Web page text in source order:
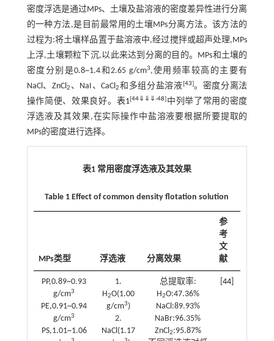
密度浮选是通过MPs、土壤及盐溶液的密度差异性进行分离
的一种方法,是目前最常用的土壤MPs分离方法。该方法的
过程为:将土壤样品置于盐溶液中,经过搅拌或超声处理,MPs
上浮,土壤颗粒下沉,以此来达到分离的目的。MPs和土壤的
密度分别是0.8~1.4和2.65 g/cm3,使用频率较高的主要有
NaCl、ZnCl 2 、NaI、CaCl2和多组分盐溶液 [43]。密度分离法
操作简便、效果良好。 表1[44⇓ ⇓ ⇓-48] 中列举了常用的密度
浮选液及其效果,在实际操作中盐溶液要根据所要提取的
MPs的密度进行选择。
表1 常用密度浮选液及其效果
Table 1 Effect of common density flotation solution
MPs类型 浮选液 分离效果
参
考
文
献
PP,0.89~0.93
g/cm3
PE,0.91~0.94
g/cm3
PS,1.01~1.06
1.
H2O(1.00
g/cm3)
2.
NaCl(1.17
总提取率:
H2O:47.36%
NaCl:89.93%
NaBr:96.35%
ZnCl 2:95.87%
[44